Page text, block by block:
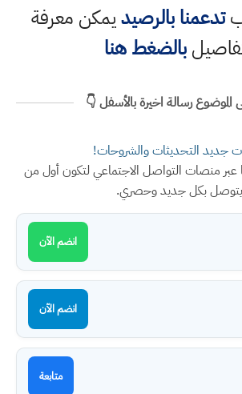
تدعمنا بالرصيديمكن معرفة
بالضغط هنا
الموضوع رسالة اخيرة بالأسفل 👇
جديد التحديثات والشروحات!
عبر منصات التواصل الاجتماعي لتكون أول من
يتوصل بكل جديد وحصري.
انضم الآن
انضم الآن
متابعة